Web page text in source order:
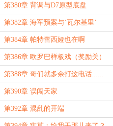
新）
第380章 背调与D7原型底盘
第382章 海军预案与‘瓦尔基里’
第384章 帕特蕾西娅也在啊
第386章 欧罗巴样板戏（奖励关）
第388章 哥们就多余打这电话......
第390章 误闯天家
第392章 混乱的开端